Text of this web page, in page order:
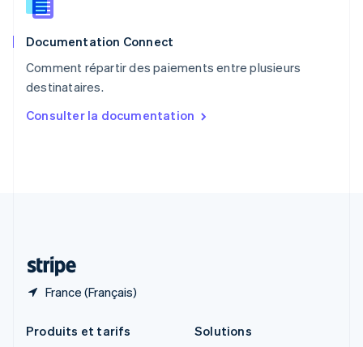
Documentation Connect
Comment répartir des paiements entre plusieurs
destinataires.
Consulter la documentation
France (Français)
Roumanie
Royaume-Uni
Singapour
English简体中文
English
Produits et tarifs
Solutions